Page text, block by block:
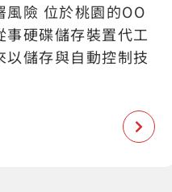
風險 位於桃園的OO
事硬碟儲存裝置代工
以儲存與自動控制技